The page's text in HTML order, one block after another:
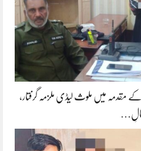
مقدمہ میں ملوث لیڈی ملزمہ گرفتار،